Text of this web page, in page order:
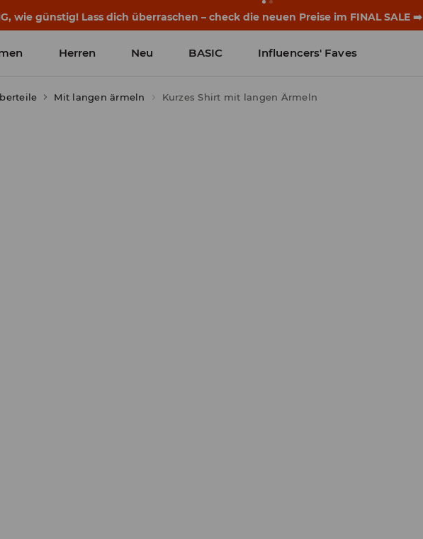
wie günstig! Lass dich überraschen – check die neuen Preise im FINAL SALE ➡️
Herren Neu BASIC Influencers' Faves
Mit langen ärmeln Kurzes Shirt mit langen Ärmeln